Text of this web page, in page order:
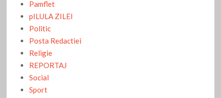
Pamflet
pILULA ZILEI
Politic
Posta Redactiei
Religie
REPORTAJ
Social
Sport